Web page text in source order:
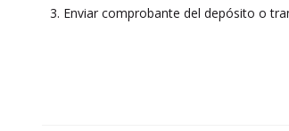
Enviar comprobante del depósito o